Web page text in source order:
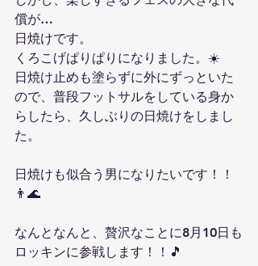
償が…
日焼けです。
くろこげぱりぱりになりました。☀️
日焼け止めも塗らずに外にずっといた
ので、普段フットサルをしている身か
らしたら、久しぶりの日焼けをしまし
た。
日焼けも似合う男になりたいです！！
👨🌊
なんとなんと、贅沢なことに8月10日も
ロッキンに参戦します！！🎵